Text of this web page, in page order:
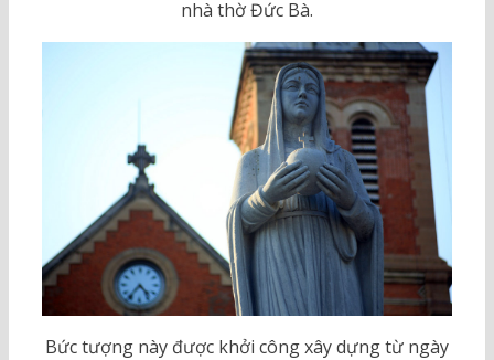
nhà thờ Đức Bà.
Bức tượng này được khởi công xây dựng từ ngày